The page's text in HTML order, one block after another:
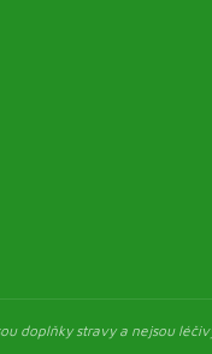
doplňky stravy a nejsou